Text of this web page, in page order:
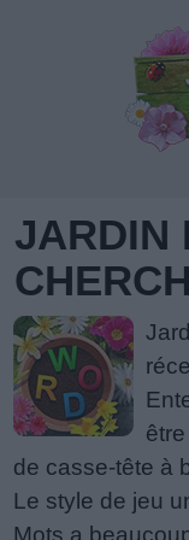
JARDIN
de casse-tête à
Le style de jeu
Mots a